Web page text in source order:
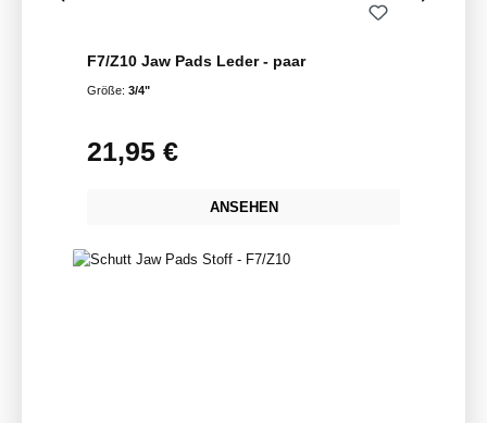
F7/Z10 Jaw Pads Leder - paar
Größe: 3/4"
Regulärer Preis:
21,95 €
ANSEHEN